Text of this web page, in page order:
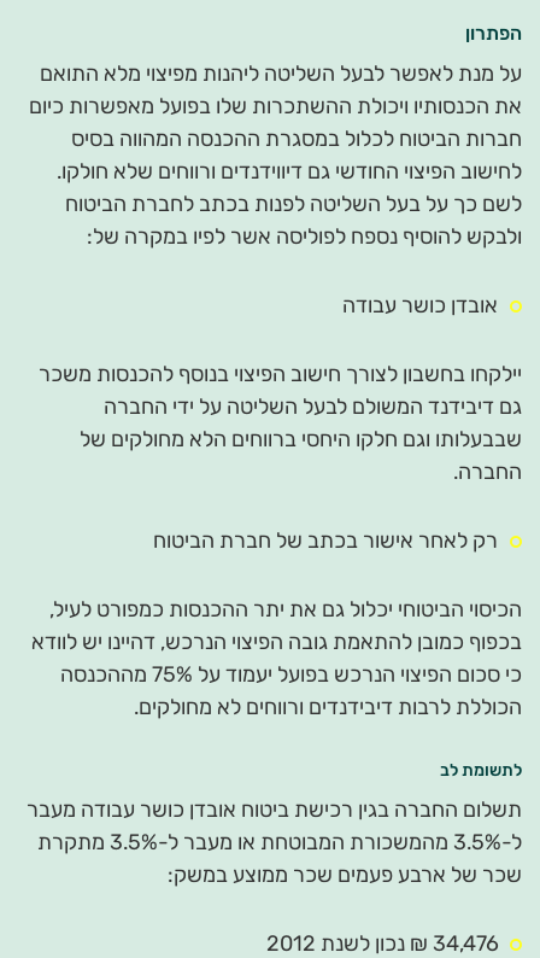
הפתרון
על מנת לאפשר לבעל השליטה ליהנות מפיצוי מלא התואם
את הכנסותיו ויכולת ההשתכרות שלו בפועל מאפשרות כיום
חברות הביטוח לכלול במסגרת ההכנסה המהווה בסיס
לחישוב הפיצוי החודשי גם דיווידנדים ורווחים שלא חולקו.
לשם כך על בעל השליטה לפנות בכתב לחברת הביטוח
ולבקש להוסיף נספח לפוליסה אשר לפיו במקרה של:
אובדן כושר עבודה
יילקחו בחשבון לצורך חישוב הפיצוי בנוסף להכנסות משכר
גם דיבידנד המשולם לבעל השליטה על ידי החברה
שבבעלותו וגם חלקו היחסי ברווחים הלא מחולקים של
החברה.
רק לאחר אישור בכתב של חברת הביטוח
הכיסוי הביטוחי יכלול גם את יתר ההכנסות כמפורט לעיל,
בכפוף כמובן להתאמת גובה הפיצוי הנרכש, דהיינו יש לוודא
כי סכום הפיצוי הנרכש בפועל יעמוד על 75% מההכנסה
הכוללת לרבות דיבידנדים ורווחים לא מחולקים.
לתשומת לב
תשלום החברה בגין רכישת ביטוח אובדן כושר עבודה מעבר
ל-3.5% מהמשכורת המבוטחת או מעבר ל-3.5% מתקרת
שכר של ארבע פעמים שכר ממוצע במשק:
34,476 ₪ נכון לשנת 2012